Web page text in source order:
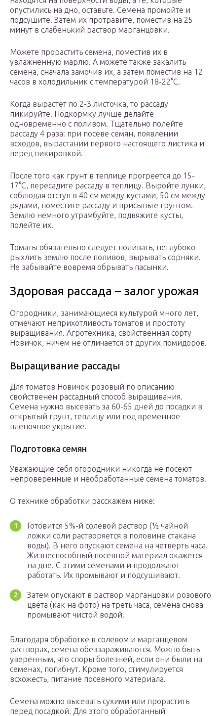
опустились на дно, оставьте. Семена промойте и
подсушите. Затем их протравите, поместив на 25
минут в слабенький раствор марганцовки.
Можете прорастить семена, поместив их в
увлажненную марлю. А можете также закалить
семена, сначала замочив их, а затем поместив на 12
часов в холодильник с температурой 18-22°C.
Когда вырастет по 2-3 листочка, то рассаду
пикируйте. Подкормку лучше делайте
одновременно с поливом. Тщательно полейте
рассаду 4 раза: при посеве семян, появлении
всходов, вырастании первого настоящего листика и
перед пикировкой.
После того как грунт в теплице прогреется до 15-
17°C, пересадите рассаду в теплицу. Выройте лунки,
соблюдая отступ в 40 см между кустами, 50 см между
рядами, поместите рассаду и присыпьте грунтом.
Землю немного утрамбуйте, подвяжите кусты,
полейте их.
Томаты обязательно следует поливать, неглубоко
рыхлить землю после поливов, вырывать сорняки.
Не забывайте вовремя обрывать пасынки.
Здоровая рассада – залог урожая
Огородники, занимающиеся культурой много лет,
отмечают неприхотливость томатов и простоту
выращивания. Агротехника, свойственная сорту
Новичок, ничем не отличается от других помидоров.
Выращивание рассады
Для томатов Новичок розовый по описанию
свойственен рассадный способ выращивания.
Семена нужно высевать за 60-65 дней до посадки в
открытый грунт, теплицу или под временное
пленочное укрытие.
Подготовка семян
Уважающие себя огородники никогда не посеют
непроверенные и необработанные семена томатов.
О технике обработки расскажем ниже:
Готовится 5%-й солевой раствор (½ чайной
ложки соли растворяется в половине стакана
воды). В него опускают семена на четверть часа.
Жизнеспособный посевной материал окажется
на дне. С этими семенами и продолжают
работать. Их промывают и подсушивают.
Затем опускают в раствор марганцовки розового
цвета (как на фото) на треть часа, семена снова
промывают чистой водой.
Благодаря обработке в солевом и марганцевом
растворах, семена обеззараживаются. Можно быть
уверенным, что споры болезней, если они были на
семенах, погибнут. Кроме того, стимулируется
всхожесть, питание посевного материала.
Семена можно высевать сухими или прорастить
перед посадкой. Для этого обработанный